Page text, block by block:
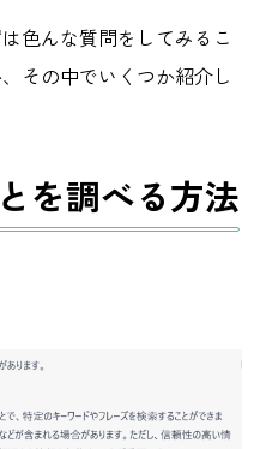
色んな質問をしてみるこ
その中でいくつか紹介し
を調べる方法